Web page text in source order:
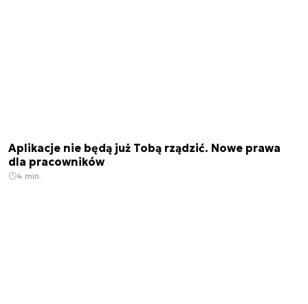
Aplikacje nie będą już Tobą rządzić. Nowe prawa
dla pracowników
4 min.